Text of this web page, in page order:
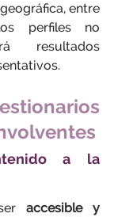
entre
perfiles no
resultados
a la
accesible y